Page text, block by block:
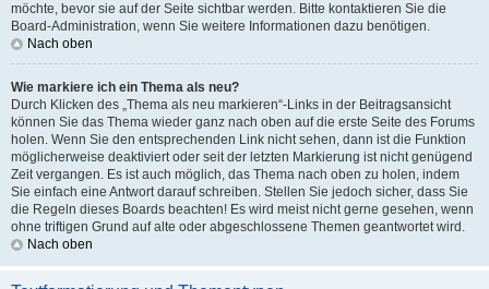
möchte, bevor sie auf der Seite sichtbar werden. Bitte kontaktieren Sie die
Board-Administration, wenn Sie weitere Informationen dazu benötigen.
Nach oben
Wie markiere ich ein Thema als neu?
Durch Klicken des „Thema als neu markieren“-Links in der Beitragsansicht
können Sie das Thema wieder ganz nach oben auf die erste Seite des Forums
holen. Wenn Sie den entsprechenden Link nicht sehen, dann ist die Funktion
möglicherweise deaktiviert oder seit der letzten Markierung ist nicht genügend
Zeit vergangen. Es ist auch möglich, das Thema nach oben zu holen, indem
Sie einfach eine Antwort darauf schreiben. Stellen Sie jedoch sicher, dass Sie
die Regeln dieses Boards beachten! Es wird meist nicht gerne gesehen, wenn
ohne triftigen Grund auf alte oder abgeschlossene Themen geantwortet wird.
Nach oben